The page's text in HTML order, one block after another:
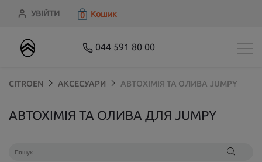
УВІЙТИ 0 Кошик
044 591 80 00
CITROEN АКСЕСУАРИ АВТОХІМІЯ ТА ОЛИВА JUMPY
АВТОХІМІЯ ТА ОЛИВА ДЛЯ JUMPY